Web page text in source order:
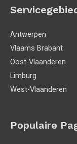
Antwerpen
Vlaams Brabant
Oost-Vlaanderen
Limburg
West-Vlaanderen
Populaire